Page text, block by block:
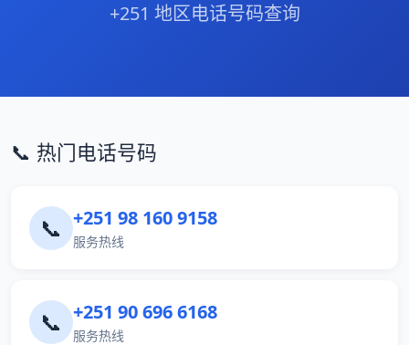
+251 地区电话号码查询
📞 热门电话号码
📞 +251 98 160 9158
服务热线
📞 +251 90 696 6168
服务热线